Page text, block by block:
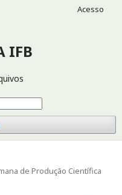
IFB
Acesso
de Produção Científica